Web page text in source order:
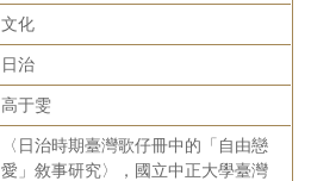
文化
日治
高于雯
〈日治時期臺灣歌仔冊中的「自由戀
愛」敘事研究〉，國立中正大學臺灣